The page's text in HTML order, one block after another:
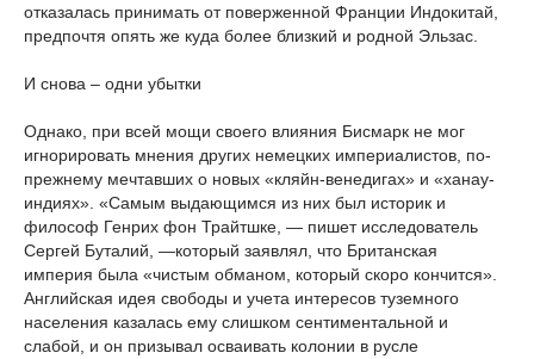
отказалась принимать от поверженной Франции Индокитай,
предпочтя опять же куда более близкий и родной Эльзас.
И снова – одни убытки
Однако, при всей мощи своего влияния Бисмарк не мог
игнорировать мнения других немецких империалистов, по-
прежнему мечтавших о новых «кляйн-венедигах» и «ханау-
индиях». «Самым выдающимся из них был историк и
философ Генрих фон Трайтшке, — пишет исследователь
Сергей Буталий, —который заявлял, что Британская
империя была «чистым обманом, который скоро кончится».
Английская идея свободы и учета интересов туземного
населения казалась ему слишком сентиментальной и
слабой, и он призывал осваивать колонии в русле